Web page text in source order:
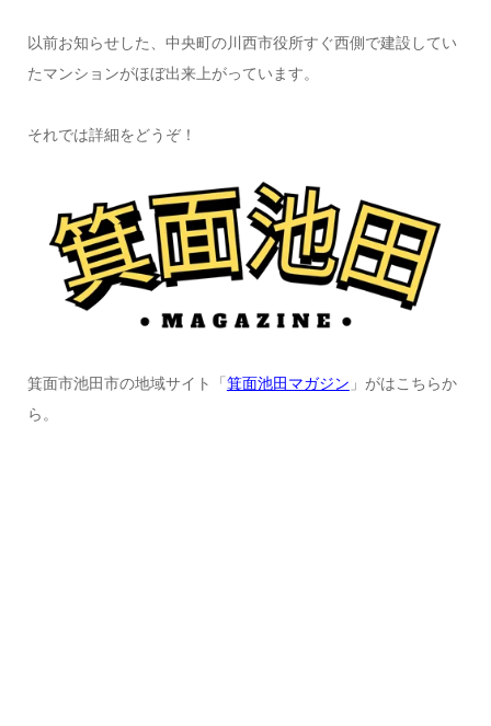
以前お知らせした、中央町の川西市役所すぐ西側で建設してい
たマンションがほぼ出来上がっています。
それでは詳細をどうぞ！
箕面市池田市の地域サイト「 箕面池田マガジン 」がはこちらか
ら。